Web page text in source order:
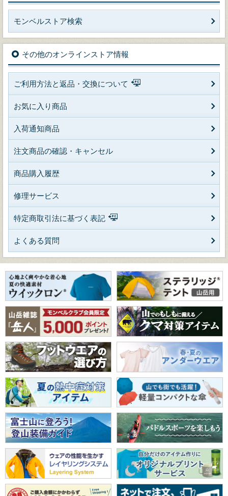
モンベルストア検索
その他のオンラインストア情報
ご利用方法と返品・交換について
お気に入り商品
入荷通知商品
注文商品の確認・キャンセル
商品購入履歴
修理サービス
特定商取引法に基づく表記
よくある質問